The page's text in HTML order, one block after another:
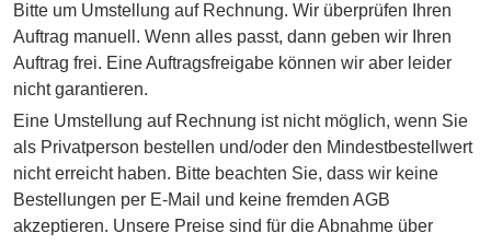
Bitte um Umstellung auf Rechnung. Wir überprüfen Ihren
Auftrag manuell. Wenn alles passt, dann geben wir Ihren
Auftrag frei. Eine Auftragsfreigabe können wir aber leider
nicht garantieren.
Eine Umstellung auf Rechnung ist nicht möglich, wenn Sie
als Privatperson bestellen und/oder den Mindestbestellwert
nicht erreicht haben. Bitte beachten Sie, dass wir keine
Bestellungen per E-Mail und keine fremden AGB
akzeptieren. Unsere Preise sind für die Abnahme über